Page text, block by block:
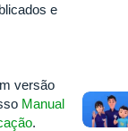
e
versão
Manual
.